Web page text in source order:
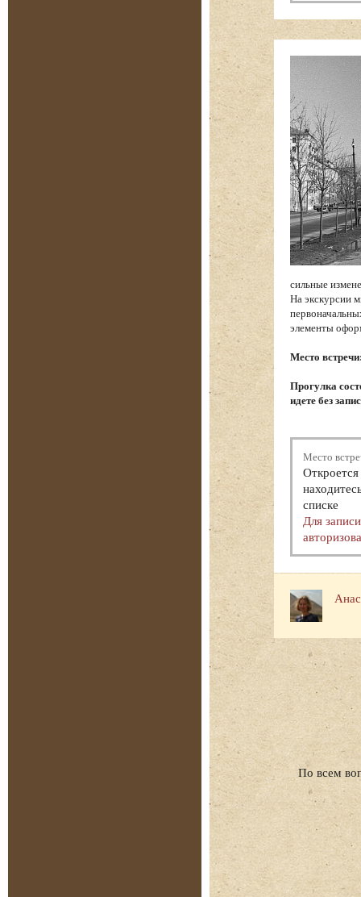
сильные
На экскурсии
элементы
Место
Прогулка
идете без
Место
списке
Для
По всем